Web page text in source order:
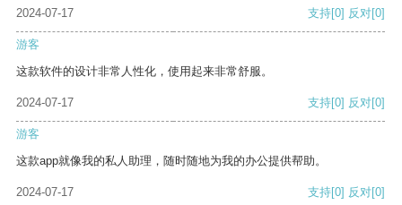
2024-07-17
支持[0] 反对[0]
游客
这款软件的设计非常人性化，使用起来非常舒服。
2024-07-17 支持[0] 反对[0]
游客
这款app就像我的私人助理，随时随地为我的办公提供帮助。
2024-07-17 支持[0] 反对[0]